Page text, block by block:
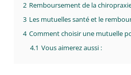
2 Remboursement de la
3 Les mutuelles santé et le
4 Comment choisir une mutuelle
4.1 Vous aimerez aussi :